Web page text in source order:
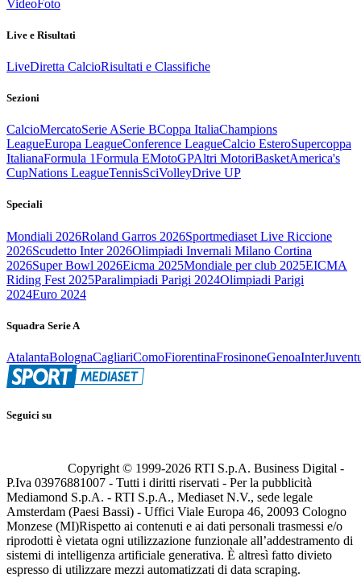
VideoFoto
Live e Risultati
LiveDiretta CalcioRisultati e Classifiche
Sezioni
CalcioMercatoSerie ASerie BCoppa ItaliaChampions
LeagueEuropa LeagueConference LeagueCalcio EsteroSupercoppa
ItalianaFormula 1Formula EMotoGPAltri MotoriBasketAmerica's
CupNations LeagueTennisSciVolleyDrive UP
Speciali
Mondiali 2026Roland Garros 2026Sportmediaset Live Riccione
2026Scudetto Inter 2026Olimpiadi Invernali Milano Cortina
2026Super Bowl 2026Eicma 2025Mondiale per club 2025EICMA
Riding Fest 2025Paralimpiadi Parigi 2024Olimpiadi Parigi
2024Euro 2024
Squadra Serie A
AtalantaBolognaCagliariComoFiorentinaFrosinoneGenoaInter
Seguici su
Copyright © 1999-2026 RTI S.p.A. Business Digital -
P.Iva 03976881007 - Tutti i diritti riservati - Per la pubblicità
Mediamond S.p.A. - RTI S.p.A., Mediaset N.V., sede legale
Amsterdam (Paesi Bassi) - Uffici Viale Europa 46, 20093 Cologno
Monzese (MI)Rispetto ai contenuti e ai dati personali trasmessi e/o
riprodotti è vietata ogni utilizzazione funzionale all’addestramento di
sistemi di intelligenza artificiale generativa. È altresì fatto divieto
espresso di utilizzare mezzi automatizzati di data scraping.